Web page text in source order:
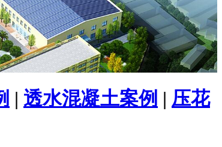
| 透水混凝土案例 | 压花